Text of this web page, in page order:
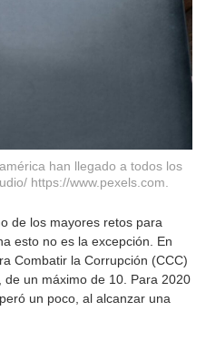
han llegado a todos los
https://www.pexels.com.
de los mayores retos para
esto no es la excepción. En
Combatir la Corrupción (CCC)
un máximo de 10. Para 2020
un poco, al alcanzar una